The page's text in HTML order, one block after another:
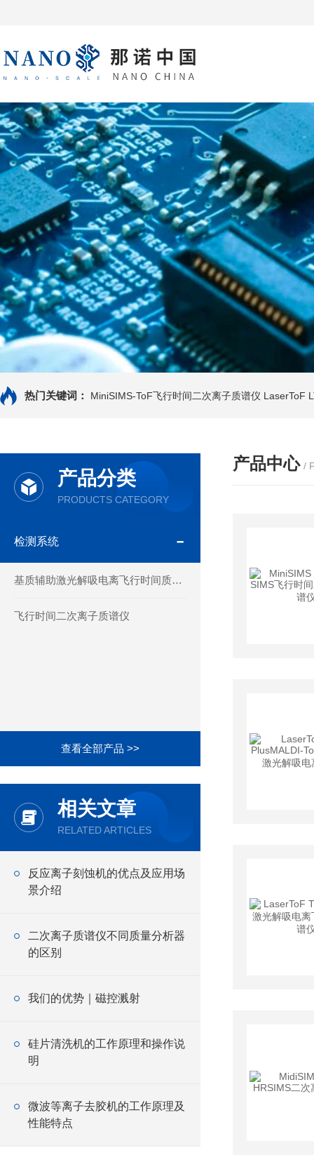
热门关键词： MiniSIMS-ToF飞行时间二次离子质谱仪 LaserToF
产品分类
PRODUCTS CATEGORY
检测系统
基质辅助激光解吸电离飞行时间质谱仪
飞行时间二次离子质谱仪
查看全部产品 >>
相关文章
RELATED ARTICLES
反应离子刻蚀机的优点及应用场
景介绍
二次离子质谱仪不同质量分析器
的区别
我们的优势｜磁控溅射
硅片清洗机的工作原理和操作说
明
微波等离子去胶机的工作原理及
性能特点
产品中心 /